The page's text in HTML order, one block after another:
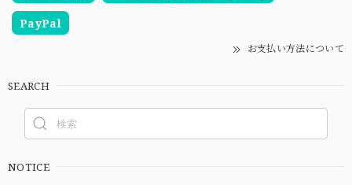
PayPal
お支払い方法について
SEARCH
NOTICE